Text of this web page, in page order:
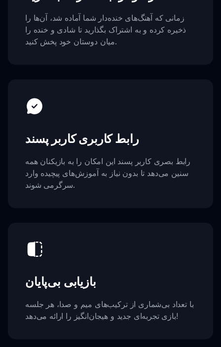
زمانی که آهنگ‌های خنده‌دار شما آماده شد، آن‌ها را
ذخیره کرده و به اشتراک بگذارید تا شادی و خنده را
میان دوستان خود پخش کنید.
رابط کاربری کاربر پسند
رابط بصری کاربر پسند این امکان را به بازیکنان همه
سنین می‌دهد تا بدون نیاز به آموزش‌های پیچیده وارد
سرگرمی شوند.
بازیابی بی‌پایان
با تعداد بی‌شماری از ترکیب‌های میم و صدا، هر جلسه
بازی تجربه‌ای جدید و هیجان‌انگیز را ارائه می‌دهد!